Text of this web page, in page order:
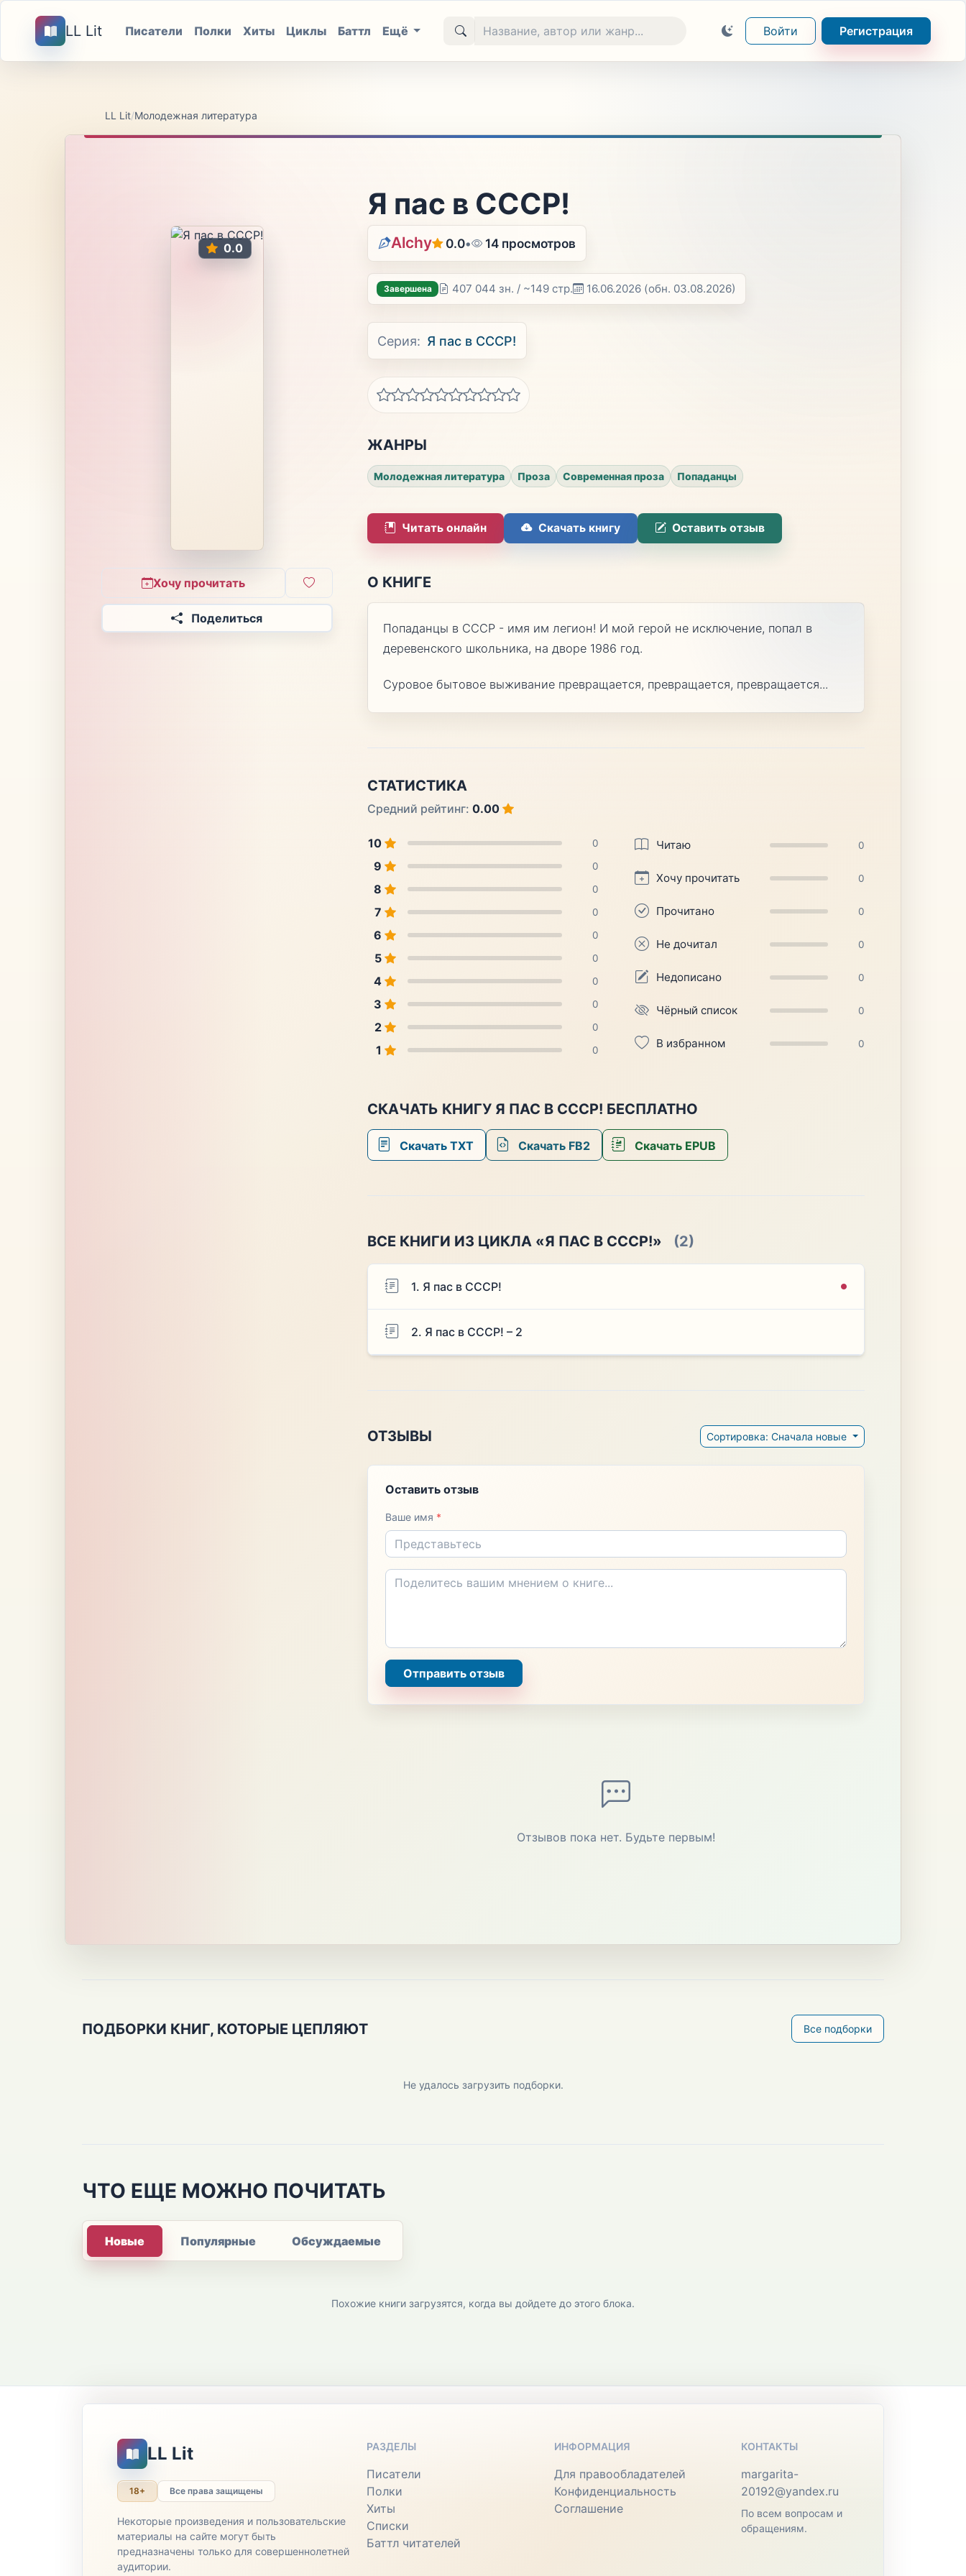
LL Lit Писатели Полки Хиты Циклы Баттл Ещё Войти Регистрация
LL Lit/Молодежная литература
0.0
Хочу прочитать
Поделиться
Я пас в СССР!
Alchy 0.0• 14 просмотров
Завершена 407 044 зн. / ~149 стр. 16.06.2026 (обн. 03.08.2026)
Серия: Я пас в СССР!
ЖАНРЫ
Молодежная литература Проза Современная проза Попаданцы
Читать онлайн Скачать книгу Оставить отзыв
О КНИГЕ
Попаданцы в СССР - имя им легион! И мой герой не исключение, попал в
деревенского школьника, на дворе 1986 год.
Суровое бытовое выживание превращается, превращается, превращается...
СТАТИСТИКА
Средний рейтинг: 0.00
10 0
9 0
8 0
7 0
6 0
5 0
4 0
3 0
2 0
1 0
Читаю 0
Хочу прочитать 0
Прочитано 0
Не дочитал 0
Недописано 0
Чёрный список 0
В избранном 0
СКАЧАТЬ КНИГУ Я ПАС В СССР! БЕСПЛАТНО
Скачать TXT Скачать FB2 Скачать EPUB
ВСЕ КНИГИ ИЗ ЦИКЛА «Я ПАС В СССР!» (2)
1. Я пас в СССР!
2. Я пас в СССР! – 2
ОТЗЫВЫ Сортировка: Сначала новые
Оставить отзыв
Ваше имя *
Отправить отзыв
Отзывов пока нет. Будьте первым!
ПОДБОРКИ КНИГ, КОТОРЫЕ ЦЕПЛЯЮТ Все подборки
Не удалось загрузить подборки.
ЧТО ЕЩЕ МОЖНО ПОЧИТАТЬ
Новые Популярные Обсуждаемые
Похожие книги загрузятся, когда вы дойдете до этого блока.
LL Lit
18+ Все права защищены
Некоторые произведения и пользовательские
материалы на сайте могут быть
предназначены только для совершеннолетней
аудитории.
РАЗДЕЛЫ
Писатели
Полки
Хиты
Списки
Баттл читателей
ИНФОРМАЦИЯ
Для правообладателей
Конфиденциальность
Соглашение
КОНТАКТЫ
margarita-
20192@yandex.ru
По всем вопросам и
обращениям.